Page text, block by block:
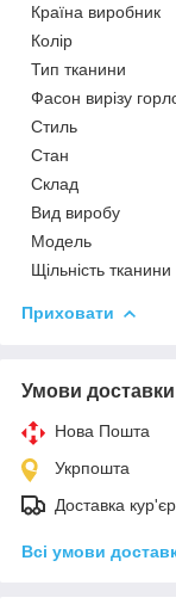
Країна виробник
Колір
Тип тканини
Фасон вирізу
Стиль
Стан
Склад
Вид виробу
Модель
Щільність тканини
Приховати
Умови доставки
Нова Пошта
Укрпошта
Доставка
Всі умови